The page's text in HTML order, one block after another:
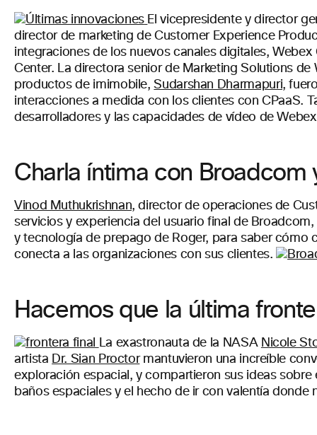
El vicepresidente y director
director de marketing de Customer Experience
integraciones de los nuevos canales digitales,
Center. La directora senior de Marketing Solutions de
productos de imimobile,Sudarshan Dharmapuri,
interacciones a medida con los clientes con CPaaS.
desarrolladores y las capacidades de vídeo de
Charla íntima con Broadcom
Vinod Muthukrishnan, director de operaciones de
servicios y experiencia del usuario final de
y tecnología de prepago de Roger, para saber cómo
conecta a las organizaciones con sus clientes.
Hacemos que la última
La exastronauta de la NASA Nicole
artista Dr. Sian Proctormantuvieron una increíble
exploración espacial, y compartieron sus ideas
baños espaciales y el hecho de ir con valentía